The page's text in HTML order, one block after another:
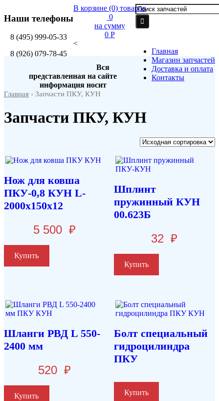
Наши телефоны
8 (495) 999-05-33
8 (926) 079-78-45
В корзине (0) товаров
0
на сумму
0 P
Главная
Магазин запчастей
Доставка и оплата
Контакты
Главная › Запчасти ПКУ, КУН
Запчасти ПКУ, КУН
Нож для ковша
ПКУ-0,8 КУН L-
2000х150х12
5 500 ₽
Купить
Шплинт
пружинный КУН
00.623Б
32 ₽
Купить
Шланги РВД L 550-
2400 мм
520 ₽
Купить
Болт специальный
гидроцилиндра
ПКУ
Купить
<
Вся
представленная на сайте
информация носит